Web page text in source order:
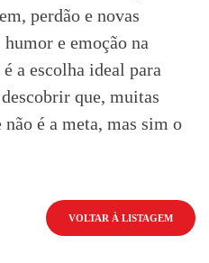
perdão e novas
e emoção na
é a escolha ideal para
que, muitas
é a meta, mas sim o
VOLTAR À LISTAGEM